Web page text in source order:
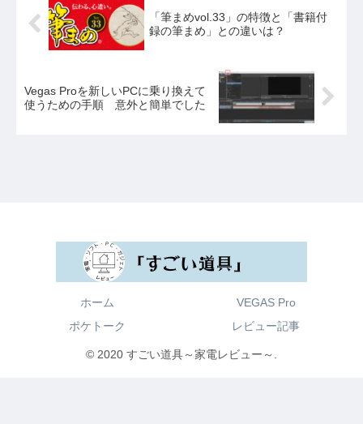
「筆まめvol.33」の特徴と「書籍付
録の筆まめ」との違いは？
Vegas Proを新しいPCに乗り換えて
使うための手順 意外と簡単でした
ホーム
VEGAS Pro
ポケトーク
レビュー記事
© 2020 すごい道具～家電レビュー～.